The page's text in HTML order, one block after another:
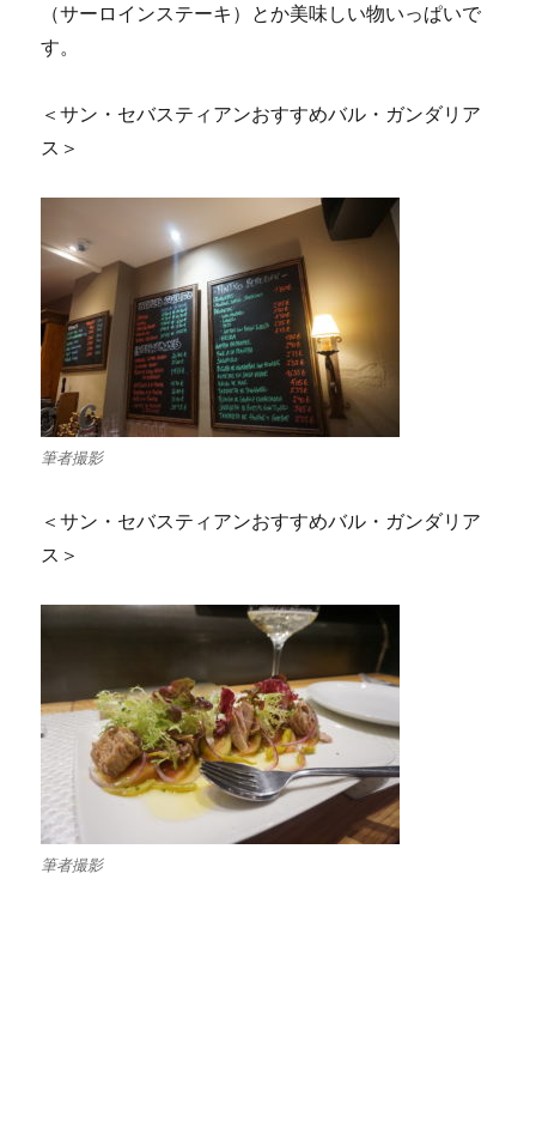
（サーロインステーキ）とか美味しい物いっぱいで
す。
＜サン・セバスティアンおすすめバル・ガンダリア
ス＞
筆者撮影
＜サン・セバスティアンおすすめバル・ガンダリア
ス＞
筆者撮影